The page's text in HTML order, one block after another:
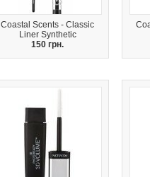
Coastal Scents - Classic
Liner Synthetic
150 грн.